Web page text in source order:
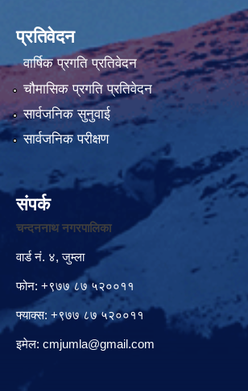
प्रतिवेदन
वार्षिक प्रगति प्रतिवेदन
चौमासिक प्रगति प्रतिवेदन
सार्वजनिक सुनुवाई
सार्वजनिक परीक्षण
संपर्क
चन्दननाथ नगरपालिका
वार्ड नं. ४, जुम्ला
फोन: +९७७ ८७ ५२००११
फ्याक्स: +९७७ ८७ ५२००११
इमेल: cmjumla@gmail.com